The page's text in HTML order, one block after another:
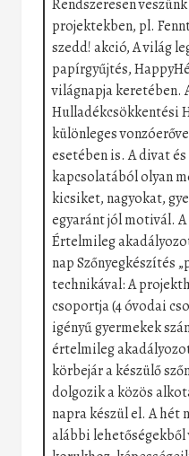
Rendszeresen
projektekben, pl.
szedd! akció, A világ
papírgyűjtés,
világnapja keretében.
Hulladékcsökkentési
különleges
esetében is. A divat
kapcsolatából olyan
kicsiket, nagyokat,
egyaránt jól motivál.
Értelmileg
nap Szőnyegkészítés
technikával: A
csoportja (4 óvodai
igényű gyermekek
értelmileg
körbejár a készülő
dolgozik a közös
napra készül el. A hét
alábbi